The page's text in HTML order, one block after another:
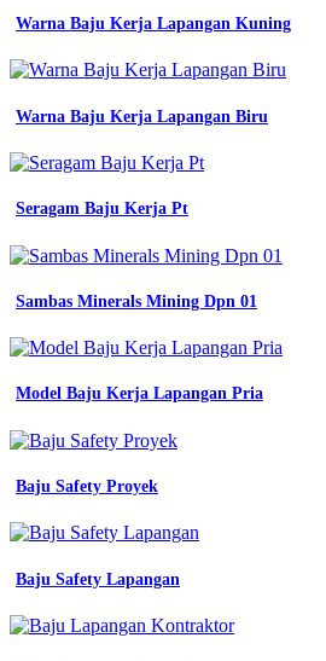
dongker
kota
jual
setelan
baju
seragam
biru
guru
keren
set
celana
jual
pakaian
kerja
safety
wearpack
safety
Seragam
Warna Baju Kerja Lapangan Kuning
Warna Baju Kerja Lapangan Biru
Seragam Baju Kerja Pt
Sambas Minerals Mining Dpn 01
Model Baju Kerja Lapangan Pria
Baju Safety Proyek
Baju Safety Lapangan